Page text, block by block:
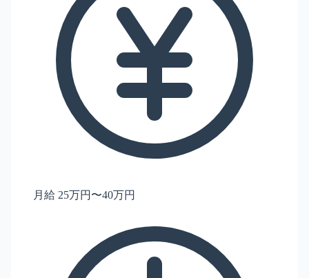
月給 25万円〜40万円